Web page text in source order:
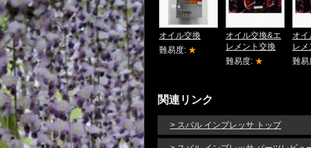
オイル交換
難易度: ★
オイル交換&エ
レメント交換
難易度: ★
オ
レ
難
関連リンク
> スバル インプレッサ トップ